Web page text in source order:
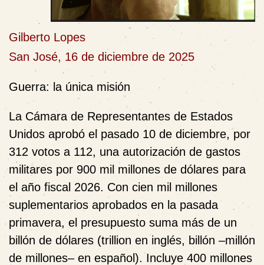
Gilberto Lopes
San José, 16 de diciembre de 2025
Guerra: la única misión
La Cámara de Representantes de Estados
Unidos aprobó el pasado 10 de diciembre, por
312 votos a 112, una autorización de gastos
militares por 900 mil millones de dólares para
el año fiscal 2026. Con cien mil millones
suplementarios aprobados en la pasada
primavera, el presupuesto suma más de un
billón de dólares (trillion en inglés, billón –millón
de millones– en español). Incluye 400 millones